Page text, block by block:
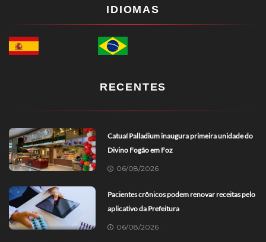
IDIOMAS
RECENTES
Catuaí Palladium inaugura primeira unidade do
Divino Fogão em Foz
06/08/2026
Pacientes crônicos podem renovar receitas pelo
aplicativo da Prefeitura
06/08/2026